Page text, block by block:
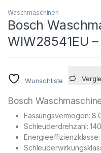
Waschmaschinen
Bosch
WIW28541EU –
Wunschliste
Bosch
Fassungsvermögen:
Schleuderdrehzahl:
Energieeffizienzklasse: